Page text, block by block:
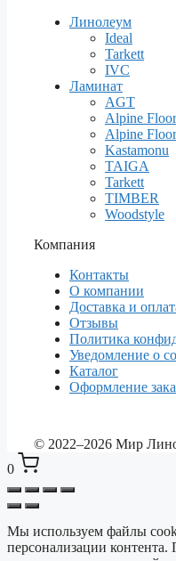
Линолеум
Ideal
Tarkett
IVC
Ламинат
AGT
Alpine
Alpine
Kastamonu
TAIGA
Tarkett
TIMBER
Woodstyle
Компания
Контакты
О компании
Доставка и
Отзывы
Политика
Уведомление о
Каталог
Оформление
© 2022–2026 Мир
0
Выберите ваш
Сейчас: Красноярск
Мы используем файлы
персонализации контента.